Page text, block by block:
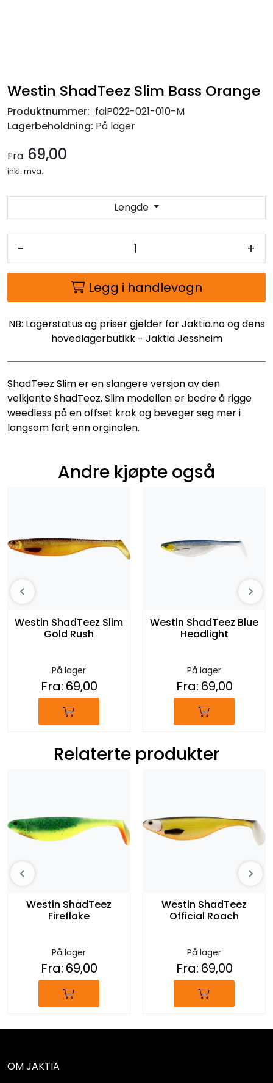
Westin ShadTeez Slim Bass Orange
Produktnummer: faiP022-021-010-M
Lagerbeholdning: På lager
Fra: 69,00
inkl. mva.
Lengde
- +
Legg i handlevogn
NB: Lagerstatus og priser gjelder for Jaktia.no og dens
hovedlagerbutikk - Jaktia Jessheim
ShadTeez Slim er en slangere versjon av den
velkjente ShadTeez. Slim modellen er bedre å rigge
weedless på en offset krok og beveger seg mer i
langsom fart enn orginalen.
Andre kjøpte også
Westin ShadTeez Slim
Gold Rush
På lager
Fra: 69,00
Westin ShadTeez Blue
Headlight
På lager
Fra: 69,00
Relaterte produkter
Westin ShadTeez
Fireflake
På lager
Fra: 69,00
Westin ShadTeez
Official Roach
På lager
Fra: 69,00
OM JAKTIA